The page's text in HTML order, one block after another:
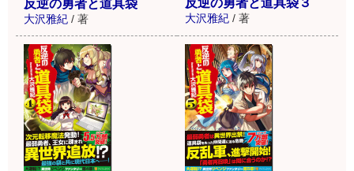
反逆の勇者と道具袋
大沢雅紀 / 著
反逆の勇者と道具袋３
大沢雅紀 / 著